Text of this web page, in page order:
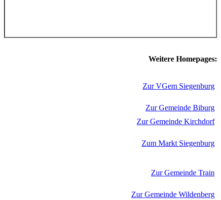
Weitere Homepages:
Zur VGem Siegenburg
Zur Gemeinde Biburg
Zur Gemeinde Kirchdorf
Zum Markt Siegenburg
Zur Gemeinde Train
Zur Gemeinde Wildenberg